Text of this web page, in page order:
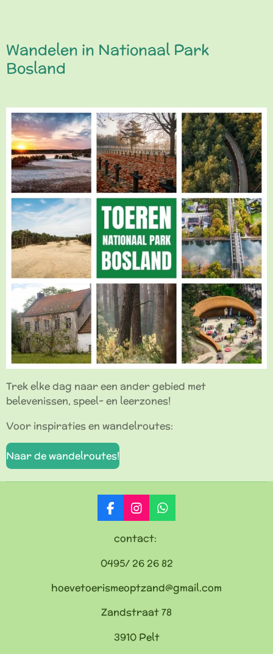
Wandelen in Nationaal Park
Bosland
Trek elke dag naar een ander gebied met
belevenissen, speel- en leerzones!
Voor inspiraties en wandelroutes:
Naar de wandelroutes!
F
a
c
b
o
o
k
I
n
s
t
a
g
r
a
W
h
s
A
p
p
contact:
0495/ 26 26 82
hoevetoerismeoptzand@gmail.com
Zandstraat 78
3910 Pelt